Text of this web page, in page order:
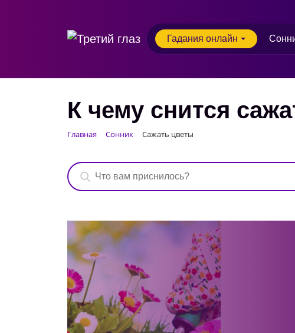
Гадания онлайн
К чему снится
Главная Сонник Сажать цветы